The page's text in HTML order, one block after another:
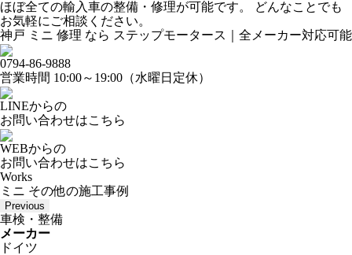
ほぼ全ての輸入車の整備・修理が可能です。 どんなことでも
お気軽にご相談ください。
神戸 ミニ 修理 なら ステップモータース｜全メーカー対応可能
0794-86-9888
営業時間 10:00～19:00（水曜日定休）
LINEからの
お問い合わせはこちら
WEBからの
お問い合わせはこちら
Works
ミニ その他の施工事例
Previous
車検・整備
メーカー
ドイツ